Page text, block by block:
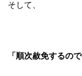
そして、
「順次赦免するの